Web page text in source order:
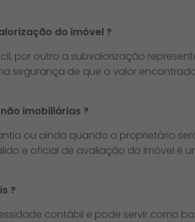
do imóvel ?​
por outro a subvalorização
segurança de que o valor
imobiliárias ?
ou ainda quando o proprietário
e oficial de avaliação do imóvel é
?
contábil e pode servir como